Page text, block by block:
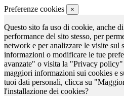
Preferenze cookies ×
Questo sito fa uso di cookie, anche
performance del sito stesso, per
network e per analizzare le visite sul
informazioni o modificare le tue
avanzate" o visita la "Privacy
maggiori informazioni sui cookies e
tuoi dati personali, clicca su
l'installazione dei cookies?